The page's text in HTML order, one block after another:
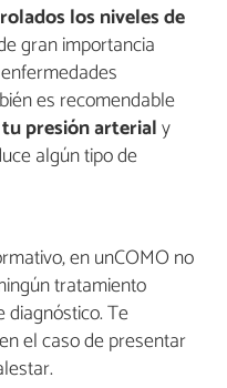
los niveles de
gran importancia
es recomendable
presión arterialy
algún tipo de
en unCOMO no
tratamiento
diagnóstico. Te
el caso de presentar